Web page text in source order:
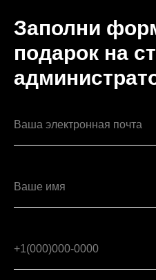
Заполни
подарок на
Ваша электронная почта
Ваше имя
+1(000)000-0000